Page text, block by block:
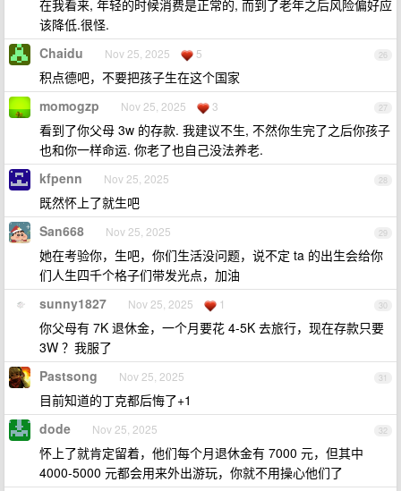
在我看来, 年轻的时候消费是正常的, 而到了老年之后风险偏好应
该降低.很怪.
26
Chaidu Nov 25, 2025 5
积点德吧，不要把孩子生在这个国家
27
momogzp Nov 25, 2025 3
看到了你父母 3w 的存款. 我建议不生, 不然你生完了之后你孩子
也和你一样命运. 你老了也自己没法养老.
28
kfpenn Nov 25, 2025
既然怀上了就生吧
29
San668 Nov 25, 2025
她在考验你，生吧，你们生活没问题，说不定 ta 的出生会给你
们人生四千个格子们带发光点，加油
30
sunny1827 Nov 25, 2025 1
你父母有 7K 退休金，一个月要花 4-5K 去旅行，现在存款只要
3W ？我服了
31
Pastsong Nov 25, 2025
目前知道的丁克都后悔了+1
32
dode Nov 25, 2025
怀上了就肯定留着，他们每个月退休金有 7000 元，但其中
4000-5000 元都会用来外出游玩，你就不用操心他们了